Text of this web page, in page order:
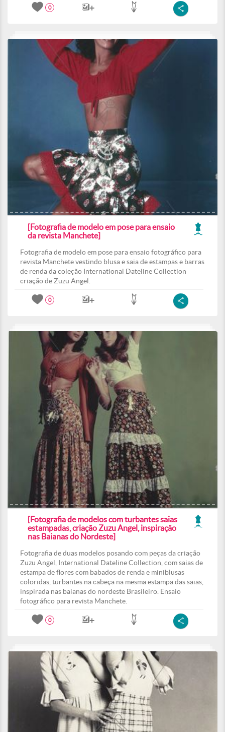
0
[Fotografia de modelo em pose para ensaio
da revista Manchete]
Fotografia de modelo em pose para ensaio fotográfico para
revista Manchete vestindo blusa e saia de estampas e barras
de renda da coleção International Dateline Collection
criação de Zuzu Angel.
0
[Fotografia de modelos com turbantes saias
estampadas, criação Zuzu Angel, inspiração
nas Baianas do Nordeste]
Fotografia de duas modelos posando com peças da criação
Zuzu Angel, International Dateline Collection, com saias de
estampa de flores com babados de renda e miniblusas
coloridas, turbantes na cabeça na mesma estampa das saias,
inspirada nas baianas do nordeste Brasileiro. Ensaio
fotográfico para revista Manchete.
0